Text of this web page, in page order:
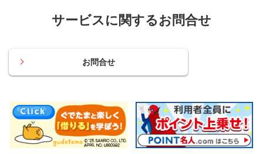
サービスに関するお問合せ
お問合せ